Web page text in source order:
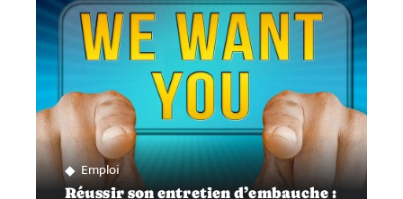
Emploi
Réussir son entretien d’embauche :